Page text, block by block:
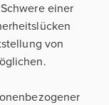
einer
von